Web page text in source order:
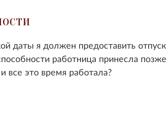
даты я должен предоставить
работница принесла
все это время работала?